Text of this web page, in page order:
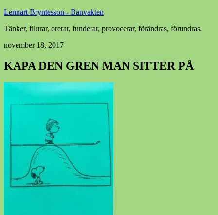
Lennart Bryntesson - Banvakten
Tänker, filurar, orerar, funderar, provocerar, förändras, förundras.
november 18, 2017
KAPA DEN GREN MAN SITTER PÅ